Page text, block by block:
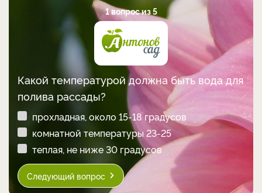
1 вопрос из 5
Какой температурой должна быть вода для
полива рассады?
прохладная, около 15-18 градусов
комнатной температуры 23-25
теплая, не ниже 30 градусов
Следующий вопрос